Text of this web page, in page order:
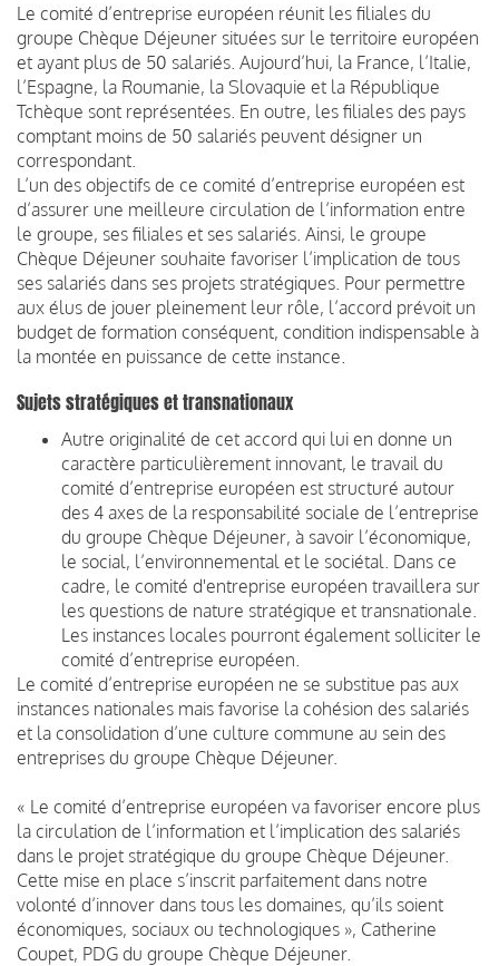
Le comité d’entreprise européen réunit les filiales du
groupe Chèque Déjeuner situées sur le territoire européen
et ayant plus de 50 salariés. Aujourd’hui, la France, l’Italie,
l’Espagne, la Roumanie, la Slovaquie et la République
Tchèque sont représentées. En outre, les filiales des pays
comptant moins de 50 salariés peuvent désigner un
correspondant.
L’un des objectifs de ce comité d’entreprise européen est
d’assurer une meilleure circulation de l’information entre
le groupe, ses filiales et ses salariés. Ainsi, le groupe
Chèque Déjeuner souhaite favoriser l’implication de tous
ses salariés dans ses projets stratégiques. Pour permettre
aux élus de jouer pleinement leur rôle, l’accord prévoit un
budget de formation conséquent, condition indispensable à
la montée en puissance de cette instance.
Sujets stratégiques et transnationaux
Autre originalité de cet accord qui lui en donne un
caractère particulièrement innovant, le travail du
comité d’entreprise européen est structuré autour
des 4 axes de la responsabilité sociale de l’entreprise
du groupe Chèque Déjeuner, à savoir l’économique,
le social, l’environnemental et le sociétal. Dans ce
cadre, le comité d'entreprise européen travaillera sur
les questions de nature stratégique et transnationale.
Les instances locales pourront également solliciter le
comité d’entreprise européen.
Le comité d’entreprise européen ne se substitue pas aux
instances nationales mais favorise la cohésion des salariés
et la consolidation d’une culture commune au sein des
entreprises du groupe Chèque Déjeuner.
« Le comité d’entreprise européen va favoriser encore plus
la circulation de l’information et l’implication des salariés
dans le projet stratégique du groupe Chèque Déjeuner.
Cette mise en place s’inscrit parfaitement dans notre
volonté d’innover dans tous les domaines, qu’ils soient
économiques, sociaux ou technologiques », Catherine
Coupet, PDG du groupe Chèque Déjeuner.